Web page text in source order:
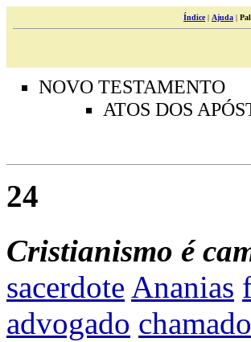
Índice| Ajuda |
NOVO TESTAMENTO
ATOS DOS
24
Cristianismo é
sacerdote Ananias
advogado chamado